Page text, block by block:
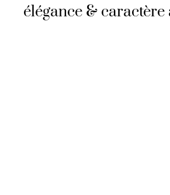
élégance & caractère